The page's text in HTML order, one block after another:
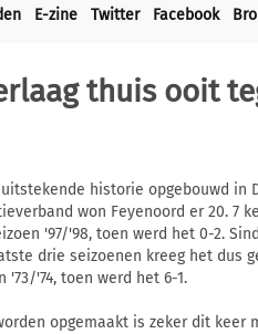
E-zine Twitter Facebook
thuis ooit
historie opgebouwd in
won Feyenoord er 20. 7
'97/'98, toen werd het 0-2.
drie seizoenen kreeg het dus
'74, toen werd het 6-1.
opgemaakt is zeker dit keer